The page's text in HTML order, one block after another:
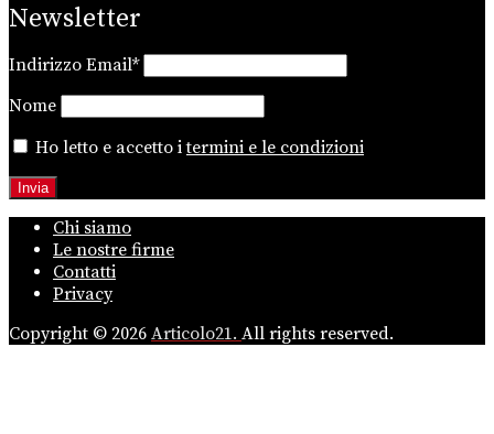
Newsletter
Indirizzo Email*
Nome
Ho letto e accetto itermini e le condizioni
Chi siamo
Le nostre firme
Contatti
Privacy
Copyright © 2026 Articolo21. All rights reserved.